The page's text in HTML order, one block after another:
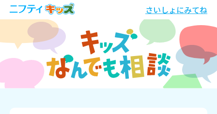
さいしょにみてね